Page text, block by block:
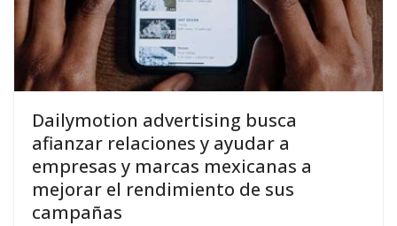
Dailymotion advertising busca
afianzar relaciones y ayudar a
empresas y marcas mexicanas a
mejorar el rendimiento de sus
campañas